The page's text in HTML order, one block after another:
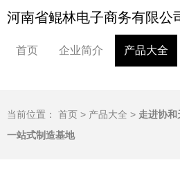
河南省鲲林电子商务有限公
首页 企业简介 产品大全
当前位置： 首页 > 产品大全 > 走进协
一站式制造基地